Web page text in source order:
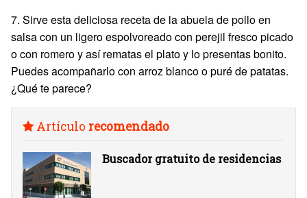
7. Sirve esta deliciosa receta de la abuela de pollo en
salsa con un ligero espolvoreado con perejil fresco picado
o con romero y así rematas el plato y lo presentas bonito.
Puedes acompañarlo con arroz blanco o puré de patatas.
¿Qué te parece?
Artículo recomendado
Buscador gratuito de residencias